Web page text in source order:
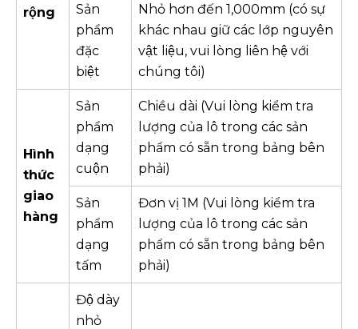
rộng
Sản
phẩm
đặc
biệt
Nhỏ hơn đến 1,000mm (có sự
khác nhau giữ các lớp nguyên
vật liệu, vui lòng liên hệ với
chúng tôi)
Hình
thức
giao
hàng
Sản
phẩm
dạng
cuộn
Chiều dài (Vui lòng kiểm tra
lượng của lô trong các sản
phẩm có sẵn trong bảng bên
phải)
Sản
phẩm
dạng
tấm
Đơn vị 1M (Vui lòng kiểm tra
lượng của lô trong các sản
phẩm có sẵn trong bảng bên
phải)
Độ dày
nhỏ